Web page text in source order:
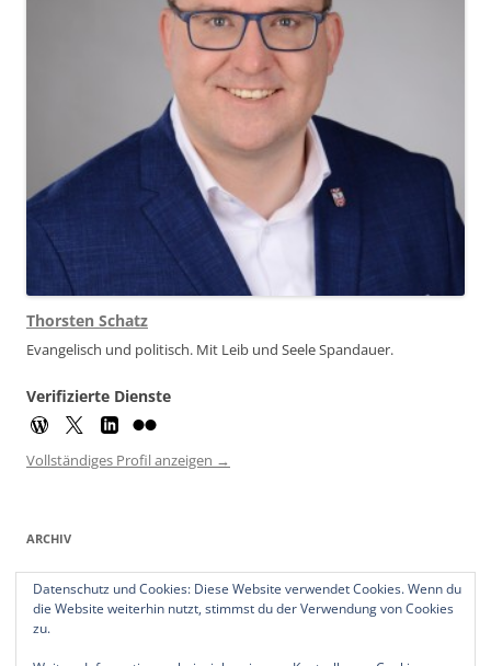
Thorsten Schatz
Evangelisch und politisch. Mit Leib und Seele Spandauer.
Verifizierte Dienste
Vollständiges Profil anzeigen →
ARCHIV
Archiv
Datenschutz und Cookies: Diese Website verwendet Cookies. Wenn du
die Website weiterhin nutzt, stimmst du der Verwendung von Cookies
zu.